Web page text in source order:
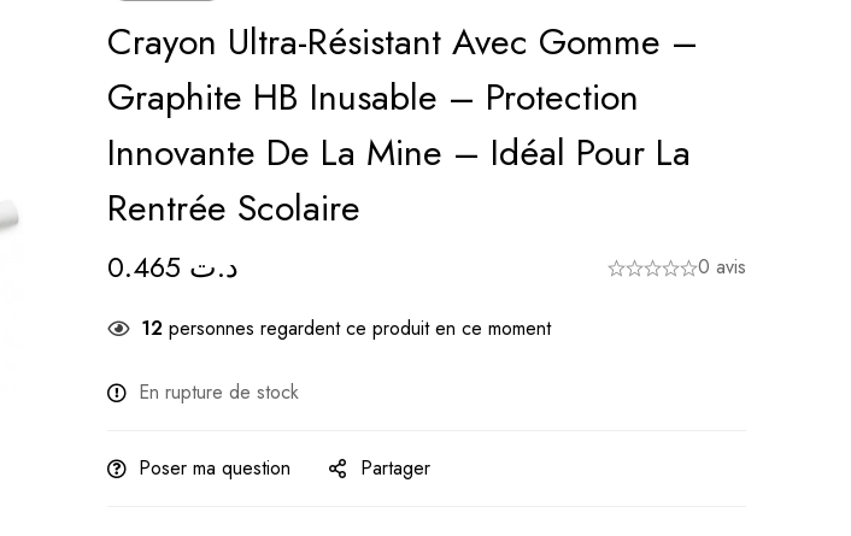
Crayon Ultra-Résistant Avec Gomme –
Graphite HB Inusable – Protection
Innovante De La Mine – Idéal Pour La
Rentrée Scolaire
د.ت 0 avis
12 personnes regardent ce produit en ce moment
En rupture de stock
Poser ma question Partager